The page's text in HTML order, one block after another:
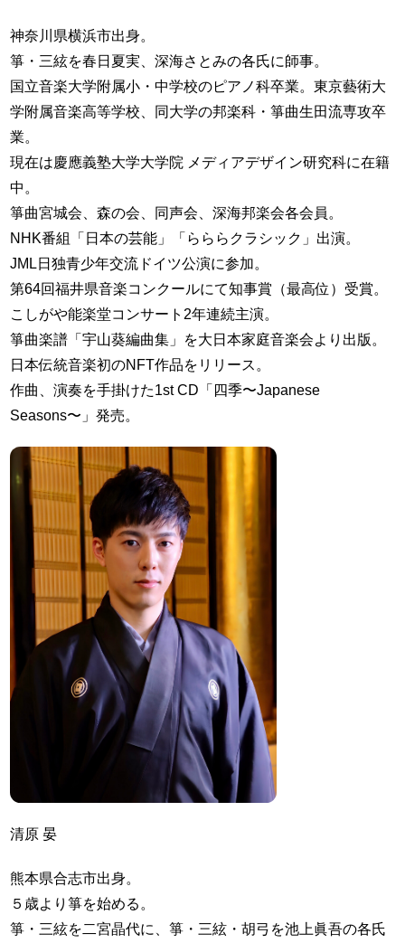
神奈川県横浜市出身。
箏・三絃を春日夏実、深海さとみの各氏に師事。
国立音楽大学附属小・中学校のピアノ科卒業。東京藝術大
学附属音楽高等学校、同大学の邦楽科・箏曲生田流専攻卒
業。
現在は慶應義塾大学大学院 メディアデザイン研究科に在籍
中。
箏曲宮城会、森の会、同声会、深海邦楽会各会員。
NHK番組「日本の芸能」「らららクラシック」出演。
JML日独青少年交流ドイツ公演に参加。
第64回福井県音楽コンクールにて知事賞（最高位）受賞。
こしがや能楽堂コンサート2年連続主演。
箏曲楽譜「宇山葵編曲集」を大日本家庭音楽会より出版。
日本伝統音楽初のNFT作品をリリース。
作曲、演奏を手掛けた1st CD「四季〜Japanese
Seasons〜」発売。
清原 晏
熊本県合志市出身。
５歳より箏を始める。
箏・三絃を二宮晶代に、箏・三絃・胡弓を池上眞吾の各氏